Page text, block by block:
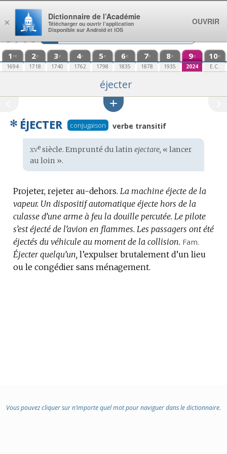
Aller au contenu
1 re
1694
2e
1718
3e
1740
4e
1762
5e
1798
6e
1835
7e
1878
8e
1935
9e
2024
10e
E.C.
éjecter
✻ ÉJECTER conjugaison verbe transitif
Étymologie
:
xvesiècle. Emprunté du latin ejectare, « lancer
au loin ».
Projeter, rejeter au-dehors. La machine éjecte de la
vapeur. Un dispositif automatique éjecte hors de la
culasse d’une arme à feu la douille percutée. Le pilote
s’est éjecté de l’avion en flammes. Les passagers ont été
éjectés du véhicule au moment de la collision. Fam.
Éjecter quelqu’un, l’expulser brutalement d’un lieu
ou le congédier sans ménagement.
Vous pouvez cliquer sur n’importe quel mot pour naviguer dans le dictionnaire.
×
Dictionnaire de l’Académie
Télécharger ou ouvrir l’application
Disponible sur Android et iOS
OUVRIR